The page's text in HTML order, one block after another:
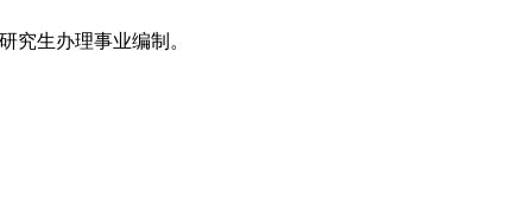
究生办理事业编制。